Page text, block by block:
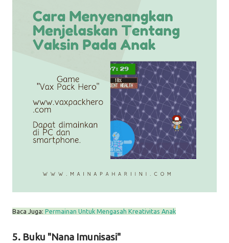
Baca Juga: Permainan Untuk Mengasah Kreativitas Anak
5. Buku "Nana Imunisasi"